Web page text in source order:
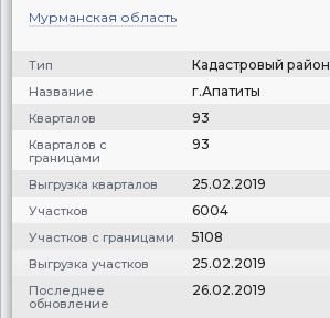
Мурманская область
Тип Кадастровый район
Название г.Апатиты
Кварталов 93
Кварталов с
границами
93
Выгрузка кварталов 25.02.2019
Участков 6004
Участков с границами 5108
Выгрузка участков 25.02.2019
Последнее
обновление
26.02.2019